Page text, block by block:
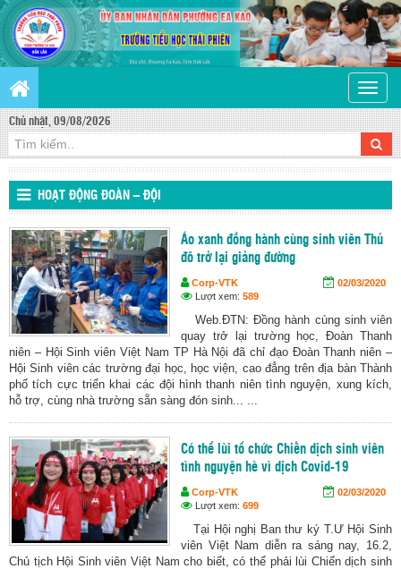
Toggle
Chủ nhật, 09/08/2026
HOẠT ĐỘNG ĐOÀN – ĐỘI
Áo xanh đồng hành cùng sinh viên Thủ
đô trở lại giảng đường
Corp-VTK
02/03/2020
Lượt xem: 589
Web.ĐTN: Đồng hành cùng sinh viên
quay trở lại trường học, Đoàn Thanh
niên – Hội Sinh viên Việt Nam TP Hà Nội đã chỉ đạo Đoàn Thanh niên –
Hội Sinh viên các trường đại học, học viện, cao đẳng trên địa bàn Thành
phố tích cực triển khai các đội hình thanh niên tình nguyện, xung kích,
hỗ trợ, cùng nhà trường sẵn sàng đón sinh... ...
Có thể lùi tổ chức Chiến dịch sinh viên
tình nguyện hè vì dịch Covid-19
Corp-VTK
02/03/2020
Lượt xem: 699
Tại Hội nghị Ban thư ký T.Ư Hội Sinh
viên Việt Nam diễn ra sáng nay, 16.2,
Chủ tịch Hội Sinh viên Việt Nam cho biết, có thể phải lùi Chiến dịch sinh